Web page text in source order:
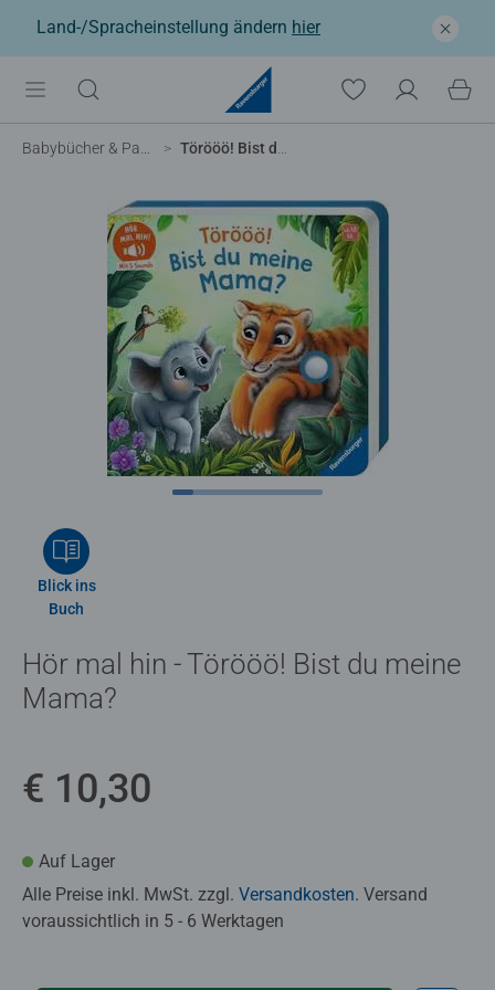
Land-/Spracheinstellung ändern hier
Babybücher & Pappbilderbücher Törööö! Bist du meine Mama?
Blick ins
Buch
Hör mal hin - Törööö! Bist du meine
Mama?
€ 10,30
Auf Lager
Alle Preise inkl. MwSt. zzgl. Versandkosten. Versand
voraussichtlich in 5 - 6 Werktagen